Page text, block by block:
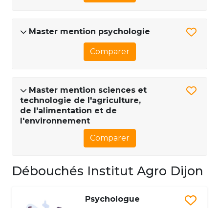
Master mention psychologie
Comparer
Master mention sciences et
technologie de l'agriculture,
de l'alimentation et de
l'environnement
Comparer
Débouchés Institut Agro Dijon
Psychologue